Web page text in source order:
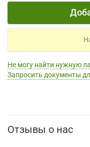
Не могу найти нужную
Запросить документы
Отзывы о нас